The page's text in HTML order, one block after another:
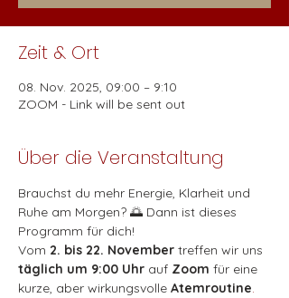
Zeit & Ort
08. Nov. 2025, 09:00 – 9:10
ZOOM - Link will be sent out
Über die Veranstaltung
Brauchst du mehr Energie, Klarheit und
Ruhe am Morgen? 🌅 Dann ist dieses
Programm für dich!
Vom 2. bis 22. November treffen wir uns
täglich um 9:00 Uhr auf Zoom für eine
kurze, aber wirkungsvolle Atemroutine.